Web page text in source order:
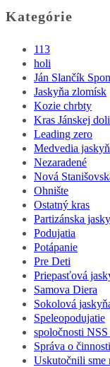
Kategórie
113
holi
Ján Slančík
Jaskyňa zlomísk
Kozie chrbty
Kras Jánskej
Leading zero
Medvedia
Nezaradené
Nová
Ohnište
Ostatný kras
Partizánska
Podujatia
Potápanie
Pre Deti
Priepasťová
Samova Diera
Sokolová
Speleopodujatie
spoločnosti
Správa o
Uskutočnili sme